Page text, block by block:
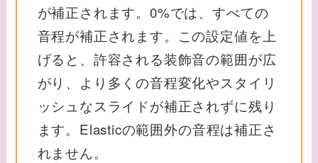
が補正されます。0%では、すべての
音程が補正されます。この設定値を上
げると、許容される装飾音の範囲が広
がり、より多くの音程変化やスタイリ
ッシュなスライドが補正されずに残り
ます。Elasticの範囲外の音程は補正さ
れません。